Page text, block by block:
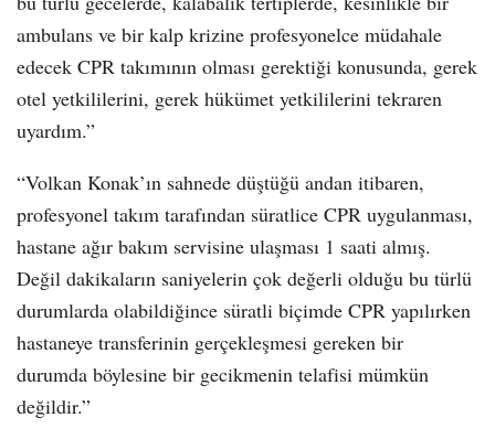
ambulans ve bir kalp krizine profesyonelce müdahale
edecek CPR takımının olması gerektiği konusunda, gerek
otel yetkililerini, gerek hükümet yetkililerini tekraren
uyardım.”
“Volkan Konak’ın sahnede düştüğü andan itibaren,
profesyonel takım tarafından süratlice CPR uygulanması,
hastane ağır bakım servisine ulaşması 1 saati almış.
Değil dakikaların saniyelerin çok değerli olduğu bu türlü
durumlarda olabildiğince süratli biçimde CPR yapılırken
hastaneye transferinin gerçekleşmesi gereken bir
durumda böylesine bir gecikmenin telafisi mümkün
değildir.”